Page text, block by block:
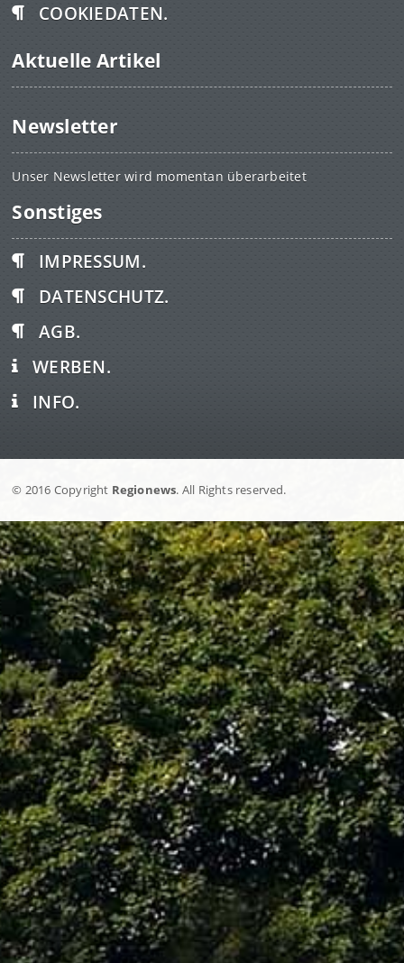
COOKIEDATEN.
Aktuelle Artikel
Newsletter
Unser Newsletter wird momentan überarbeitet
Sonstiges
IMPRESSUM.
DATENSCHUTZ.
AGB.
WERBEN.
INFO.
© 2016 Copyright Regionews. All Rights reserved.